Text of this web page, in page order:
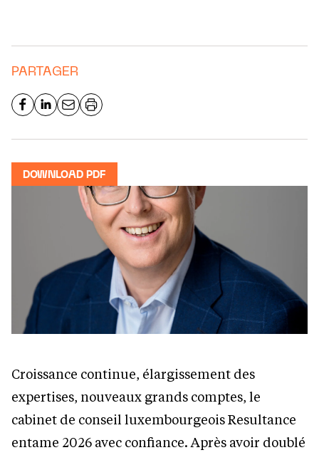
PARTAGER
DOWNLOAD PDF
Croissance continue, élargissement des
expertises, nouveaux grands comptes, le
cabinet de conseil luxembourgeois Resultance
entame 2026 avec confiance. Après avoir doublé